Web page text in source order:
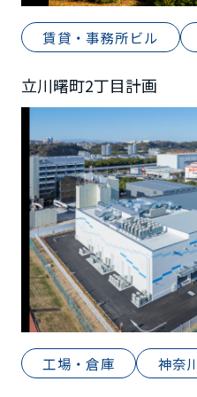
賃貸・事務所ビル
立川曙町2丁目計画
工場・倉庫 神奈